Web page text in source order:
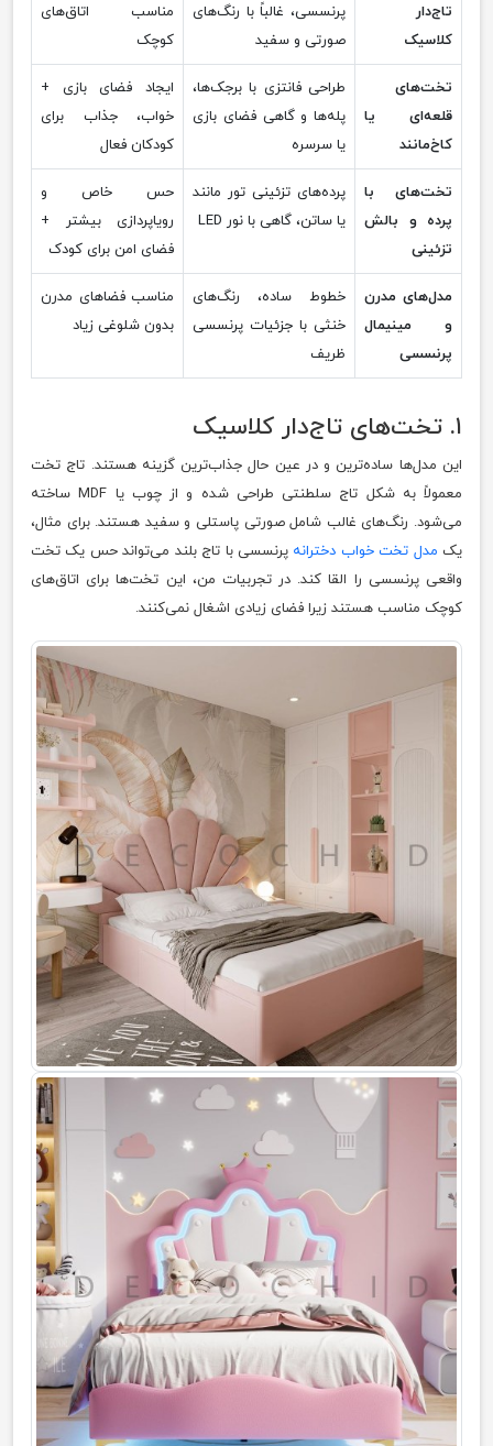
تاج‌دار
کلاسیک
پرنسسی، غالباً با رنگ‌های
صورتی و سفید
مناسب اتاق‌های
کوچک
تخت‌های
قلعه‌ای یا
کاخ‌مانند
طراحی فانتزی با برجک‌ها،
پله‌ها و گاهی فضای بازی
یا سرسره
ایجاد فضای بازی +
خواب، جذاب برای
کودکان فعال
تخت‌های با
پرده و بالش
تزئینی
پرده‌های تزئینی تور مانند
یا ساتن، گاهی با نور LED
حس خاص و
رویاپردازی بیشتر +
فضای امن برای کودک
مدل‌های مدرن
و مینیمال
پرنسسی
خطوط ساده، رنگ‌های
خنثی با جزئیات پرنسسی
ظریف
مناسب فضاهای مدرن
بدون شلوغی زیاد
۱. تخت‌های تاج‌دار کلاسیک
این مدل‌ها ساده‌ترین و در عین حال جذاب‌ترین گزینه هستند. تاج تخت
معمولاً به شکل تاج سلطنتی طراحی شده و از چوب یا MDF ساخته
می‌شود. رنگ‌های غالب شامل صورتی پاستلی و سفید هستند. برای مثال،
یک مدل تخت خواب دخترانه پرنسسی با تاج بلند می‌تواند حس یک تخت
واقعی پرنسسی را القا کند. در تجربیات من، این تخت‌ها برای اتاق‌های
کوچک مناسب هستند زیرا فضای زیادی اشغال نمی‌کنند.